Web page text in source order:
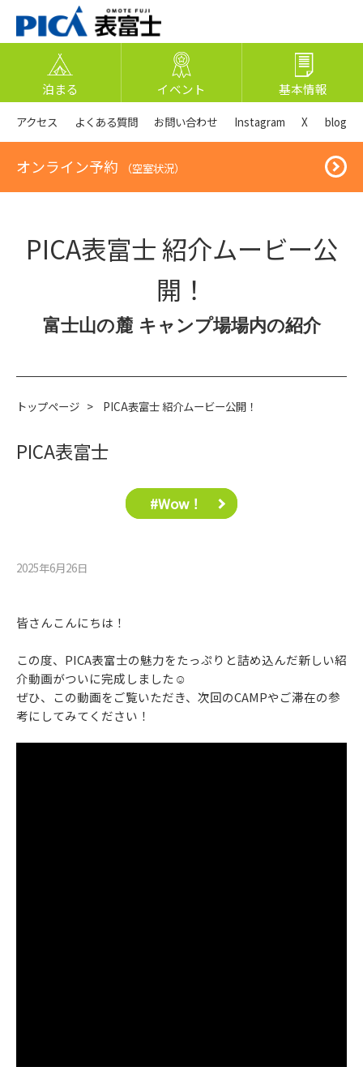
泊まる イベント 基本情報
アクセス よくある質問 お問い合わせ Instagram X blog
オンライン予約 （空室状況）
PICA表富士 紹介ムービー公
開！
富士山の麓 キャンプ場場内の紹介
トップページ > PICA表富士 紹介ムービー公開！
PICA表富士
#Wow！
2025年6月26⽇
皆さんこんにちは！
この度、PICA表富士の魅力をたっぷりと詰め込んだ新しい紹
介動画がついに完成しました☺
ぜひ、この動画をご覧いただき、次回のCAMPやご滞在の参
考にしてみてください！